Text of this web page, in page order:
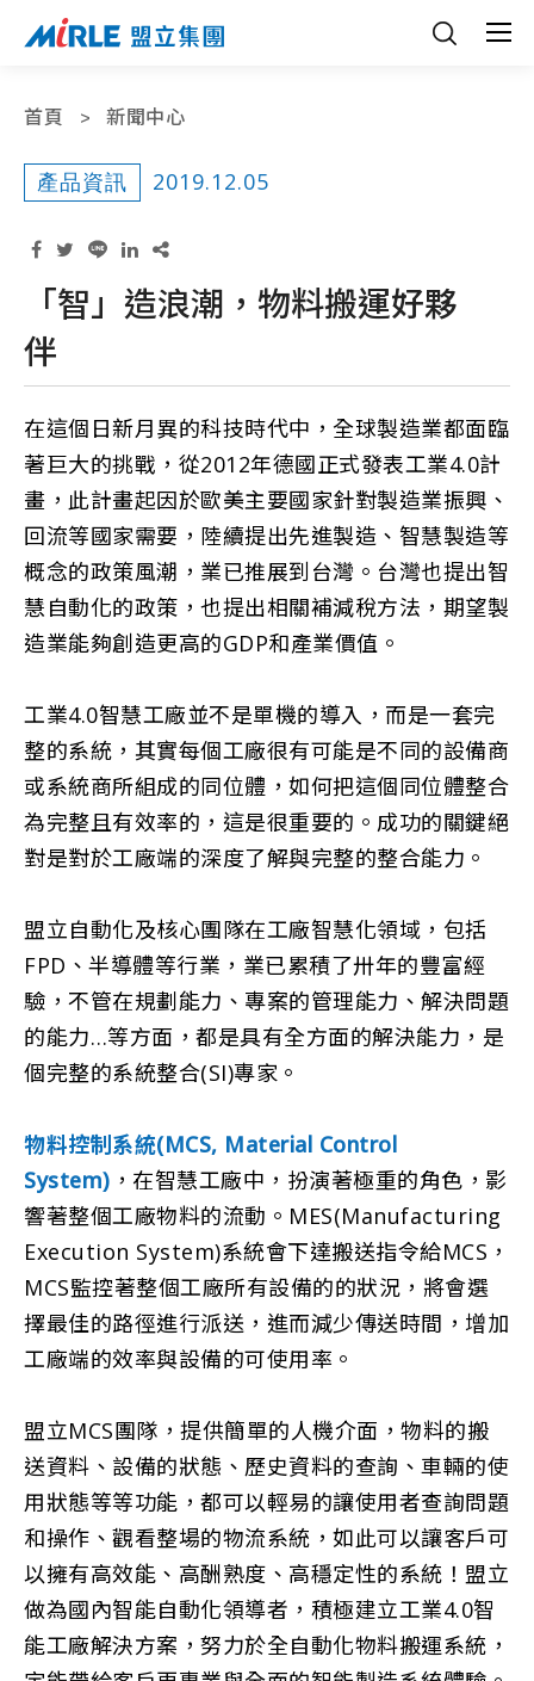
首頁 新聞中心
產品資訊 2019.12.05
「智」造浪潮，物料搬運好夥
伴
在這個日新月異的科技時代中，全球製造業都面臨
著巨大的挑戰，從2012年德國正式發表工業4.0計
畫，此計畫起因於歐美主要國家針對製造業振興、
回流等國家需要，陸續提出先進製造、智慧製造等
概念的政策風潮，業已推展到台灣。台灣也提出智
慧自動化的政策，也提出相關補減稅方法，期望製
造業能夠創造更高的GDP和產業價值。
工業4.0智慧工廠並不是單機的導入，而是一套完
整的系統，其實每個工廠很有可能是不同的設備商
或系統商所組成的同位體，如何把這個同位體整合
為完整且有效率的，這是很重要的。成功的關鍵絕
對是對於工廠端的深度了解與完整的整合能力。
盟立自動化及核心團隊在工廠智慧化領域，包括
FPD、半導體等行業，業已累積了卅年的豐富經
驗，不管在規劃能力、專案的管理能力、解決問題
的能力…等方面，都是具有全方面的解決能力，是
個完整的系統整合(SI)專家。
物料控制系統(MCS, Material Control
System) ，在智慧工廠中，扮演著極重的角色，影
響著整個工廠物料的流動。MES(Manufacturing
Execution System)系統會下達搬送指令給MCS，
MCS監控著整個工廠所有設備的的狀況，將會選
擇最佳的路徑進行派送，進而減少傳送時間，增加
工廠端的效率與設備的可使用率。
盟立MCS團隊，提供簡單的人機介面，物料的搬
送資料、設備的狀態、歷史資料的查詢、車輛的使
用狀態等等功能，都可以輕易的讓使用者查詢問題
和操作、觀看整場的物流系統，如此可以讓客戶可
以擁有高效能、高酬熟度、高穩定性的系統！盟立
做為國內智能自動化領導者，積極建立工業4.0智
能工廠解決方案，努力於全自動化物料搬運系統，